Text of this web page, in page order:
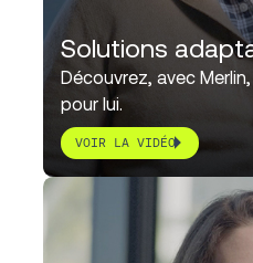
Solutions
Découvrez, avec
pour lui.
VOIR LA VIDÉO